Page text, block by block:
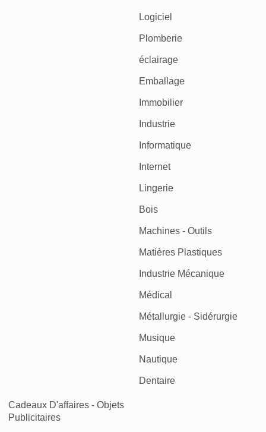
Logiciel
Plomberie
éclairage
Emballage
Immobilier
Industrie
Informatique
Internet
Lingerie
Bois
Machines - Outils
Matières Plastiques
Industrie Mécanique
Médical
Métallurgie - Sidérurgie
Musique
Nautique
Dentaire
Cadeaux D'affaires - Objets
Publicitaires